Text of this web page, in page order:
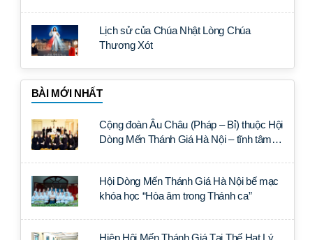
Lịch sử của Chúa Nhật Lòng Chúa
Thương Xót
BÀI MỚI NHẤT
Cộng đoàn Âu Châu (Pháp – Bỉ) thuộc Hội
Dòng Mến Thánh Giá Hà Nội – tĩnh tâm
Hội Dòng Mến Thánh Giá Hà Nội bế mạc
khóa học “Hòa âm trong Thánh ca”
Hiệp Hội Mến Thánh Giá Tại Thế Hạt Lý